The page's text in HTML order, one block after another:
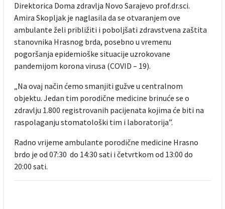
Direktorica Doma zdravlja Novo Sarajevo prof.dr.sci.
Amira Skopljak je naglasila da se otvaranjem ove
ambulante želi približiti i poboljšati zdravstvena zaštita
stanovnika Hrasnog brda, posebno u vremenu
pogoršanja epidemioške situacije uzrokovane
pandemijom korona virusa (COVID – 19).
„Na ovaj način ćemo smanjiti gužve u centralnom
objektu. Jedan tim porodične medicine brinuće se o
zdravlju 1.800 registrovanih pacijenata kojima će biti na
raspolaganju stomatološki tim i laboratorija”.
Radno vrijeme ambulante porodične medicine Hrasno
brdo je od 07:30 do 14:30 sati i četvrtkom od 13:00 do
20:00 sati.